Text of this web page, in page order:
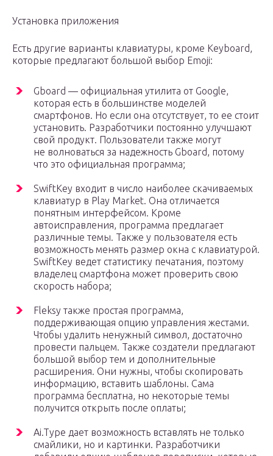
Установка приложения
Есть другие варианты клавиатуры, кроме Keyboard,
которые предлагают большой выбор Emoji:
Gboard — официальная утилита от Google,
которая есть в большинстве моделей
смартфонов. Но если она отсутствует, то ее стоит
установить. Разработчики постоянно улучшают
свой продукт. Пользователи также могут
не волноваться за надежность Gboard, потому
что это официальная программа;
SwiftKey входит в число наиболее скачиваемых
клавиатур в Play Market. Она отличается
понятным интерфейсом. Кроме
автоисправления, программа предлагает
различные темы. Также у пользователя есть
возможность менять размер окна с клавиатурой.
SwiftKey ведет статистику печатания, поэтому
владелец смартфона может проверить свою
скорость набора;
Fleksy также простая программа,
поддерживающая опцию управления жестами.
Чтобы удалить ненужный символ, достаточно
провести пальцем. Также создатели предлагают
большой выбор тем и дополнительные
расширения. Они нужны, чтобы скопировать
информацию, вставить шаблоны. Сама
программа бесплатна, но некоторые темы
получится открыть после оплаты;
Ai.Type дает возможность вставлять не только
смайлики, но и картинки. Разработчики